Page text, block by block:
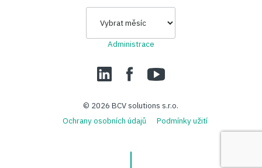
Archivy
Administrace
LinedIn Facebook
© 2026BCV solutions s.r.o.
Ochrany osobních údajů
Podmínky užití